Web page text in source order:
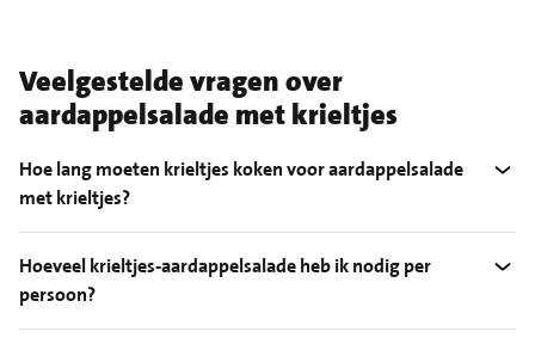
Veelgestelde vragen over
aardappelsalade met krieltjes
Hoe lang moeten krieltjes koken voor aardappelsalade
met krieltjes?
Hoeveel krieltjes-aardappelsalade heb ik nodig per
persoon?